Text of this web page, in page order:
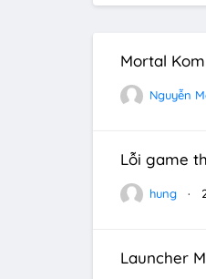
Mortal
Nguyễn
Lỗi game
hung
Launcher